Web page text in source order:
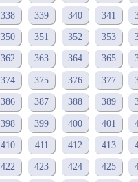
338 339 340 341
350 351 352 353
362 363 364 365
374 375 376 377
386 387 388 389
398 399 400 401
410 411 412 413
422 423 424 425